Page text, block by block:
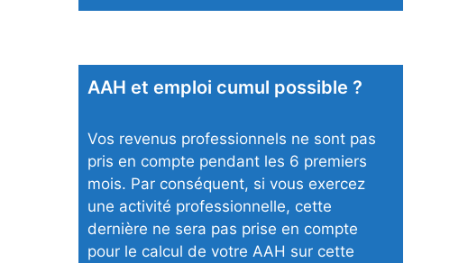
AAH et emploi cumul possible ?
Vos revenus professionnels ne sont pas
pris en compte pendant les 6 premiers
mois. Par conséquent, si vous exercez
une activité professionnelle, cette
dernière ne sera pas prise en compte
pour le calcul de votre AAH sur cette